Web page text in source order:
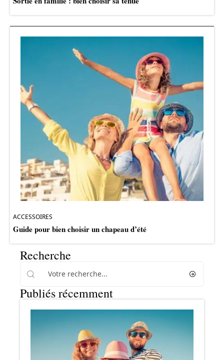
ACCESSOIRES
Guide pour bien choisir un chapeau d’été
Recherche
Publiés récemment